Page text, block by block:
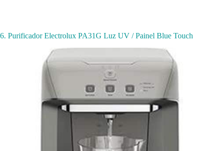
6. Purificador Electrolux PA31G Luz UV / Painel Blue Touch